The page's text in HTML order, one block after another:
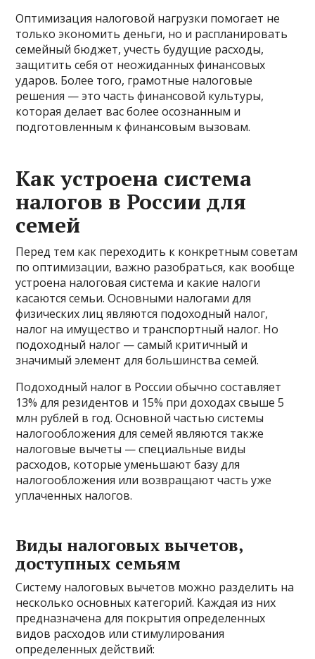
Оптимизация налоговой нагрузки помогает не
только экономить деньги, но и распланировать
семейный бюджет, учесть будущие расходы,
защитить себя от неожиданных финансовых
ударов. Более того, грамотные налоговые
решения — это часть финансовой культуры,
которая делает вас более осознанным и
подготовленным к финансовым вызовам.
Как устроена система
налогов в России для
семей
Перед тем как переходить к конкретным советам
по оптимизации, важно разобраться, как вообще
устроена налоговая система и какие налоги
касаются семьи. Основными налогами для
физических лиц являются подоходный налог,
налог на имущество и транспортный налог. Но
подоходный налог — самый критичный и
значимый элемент для большинства семей.
Подоходный налог в России обычно составляет
13% для резидентов и 15% при доходах свыше 5
млн рублей в год. Основной частью системы
налогообложения для семей являются также
налоговые вычеты — специальные виды
расходов, которые уменьшают базу для
налогообложения или возвращают часть уже
уплаченных налогов.
Виды налоговых вычетов,
доступных семьям
Систему налоговых вычетов можно разделить на
несколько основных категорий. Каждая из них
предназначена для покрытия определенных
видов расходов или стимулирования
определенных действий: